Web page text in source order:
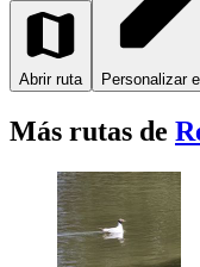
Abrir ruta Personalizar
Más rutas de